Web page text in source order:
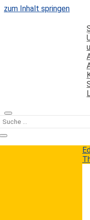
zum Inhalt springen
Kategorie
Soziale
Silver Surfer in
4.